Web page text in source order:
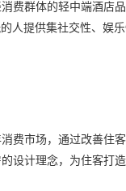
费群体的轻中端酒店
人提供集社交性、娱
费市场，通过改善住
设计理念，为住客打